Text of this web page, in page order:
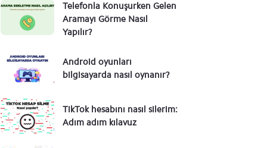
CapCut Video Editor Google Chrome
Telefonla Konuşurken Gelen
Aramayı Görme Nasıl
Yapılır?
Android oyunları
bilgisayarda nasıl oynanır?
TikTok hesabını nasıl silerim:
Adım adım kılavuz